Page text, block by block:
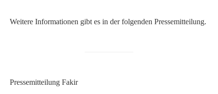
Weitere Informationen gibt es in der folgenden Pressemitteilung.
Pressemitteilung Fakir